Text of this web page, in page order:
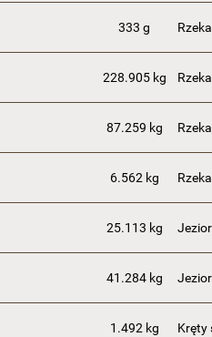
333 g
228.905 kg
87.259 kg
6.562 kg
25.113 kg
41.284 kg
1.492 kg Kręty